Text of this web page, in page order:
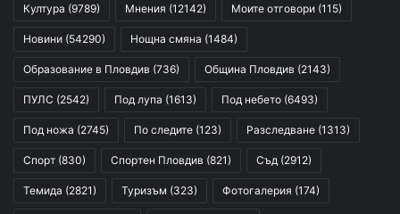
Култура (9789) Мнения (12142) Моите отговори (115)
Новини (54290) Нощна смяна (1484)
Образование в Пловдив (736) Община Пловдив (2143)
ПУЛС (2542) Под лупа (1613) Под небето (6493)
Под ножа (2745) По следите (123) Разследване (1313)
Спорт (830) Спортен Пловдив (821) Съд (2912)
Темида (2821) Туризъм (323) Фотогалерия (174)